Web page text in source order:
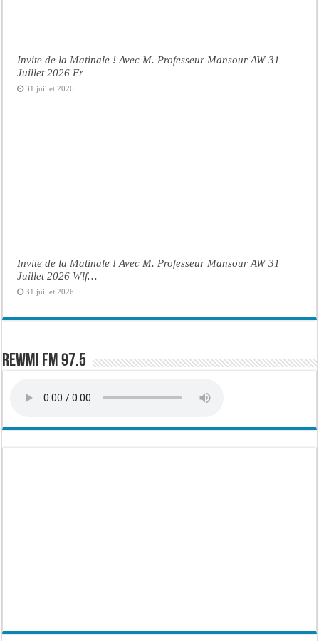
Invite de la Matinale ! Avec M. Professeur Mansour AW 31
Juillet 2026 Fr
31 juillet 2026
Invite de la Matinale ! Avec M. Professeur Mansour AW 31
Juillet 2026 Wlf…
31 juillet 2026
Rewmi FM 97.5